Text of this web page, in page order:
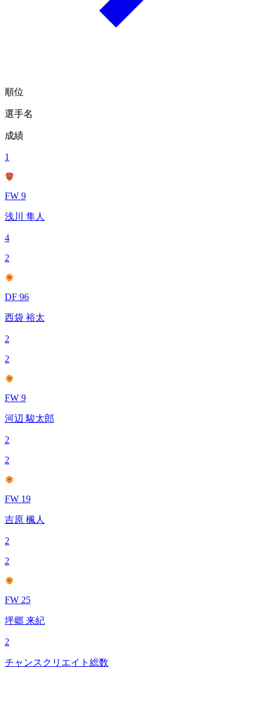
順位
選手名
成績
1
FW 9
浅川 隼人
4
2
DF 96
西袋 裕太
2
2
FW 9
河辺 駿太郎
2
2
FW 19
吉原 楓人
2
2
FW 25
坪郷 来紀
2
チャンスクリエイト総数